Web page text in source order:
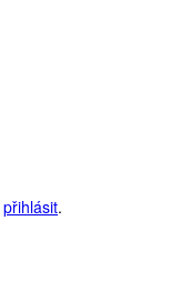
přihlásit.